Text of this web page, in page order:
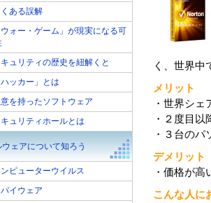
く、世界中
メリット
・世界シェ
・２度目
・３台の
デメリット
・価格が高
こんな人に
ある誤解
ウォー・ゲーム」が現実になる可
ュリティの歴史を紐解くと
ハッカー」とは
を持ったソフトウェア
ュリティホールとは
ウェアについて知ろう
ピューターウイルス
イウェア